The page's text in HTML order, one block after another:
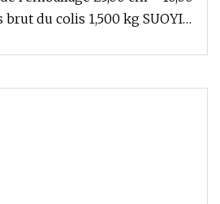
brut du colis 1,500 kg SUOYI